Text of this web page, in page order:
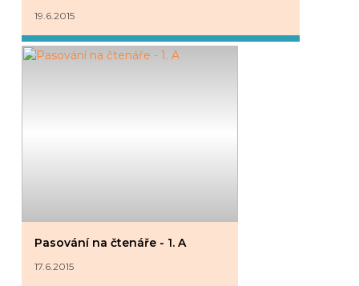
19.6.2015
Pasování na čtenáře - 1. A
17.6.2015